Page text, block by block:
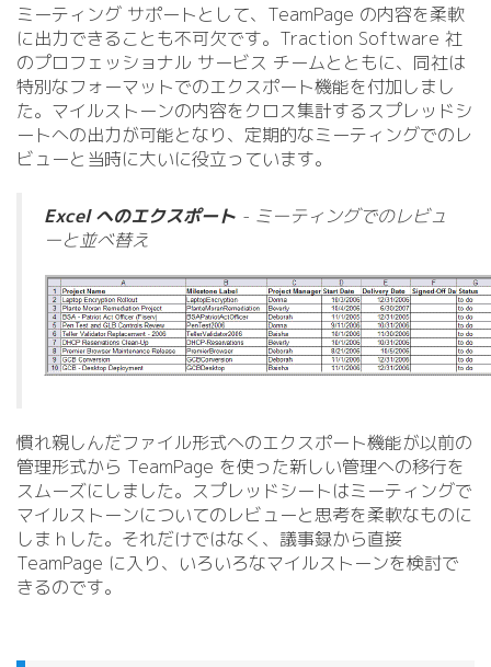
ミーティング サポートとして、TeamPage の内容を柔軟
に出力できることも不可欠です。Traction Software 社
のプロフェッショナル サービス チームとともに、同社は
特別なフォーマットでのエクスポート機能を付加しまし
た。マイルストーンの内容をクロス集計するスプレッドシ
ートへの出力が可能となり、定期的なミーティングでのレ
ビューと当時に大いに役立っています。
Excel へのエクスポート - ミーティングでのレビュ
ーと並べ替え
慣れ親しんだファイル形式へのエクスポート機能が以前の
管理形式から TeamPage を使った新しい管理への移行を
スムーズにしました。スプレッドシートはミーティングで
マイルストーンについてのレビューと思考を柔軟なものに
しまｈした。それだけではなく、議事録から直接
TeamPage に入り、いろいろなマイルストーンを検討で
きるのです。